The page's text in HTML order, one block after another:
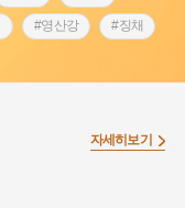
#영산강 #징채
#낙성대
자세히보기